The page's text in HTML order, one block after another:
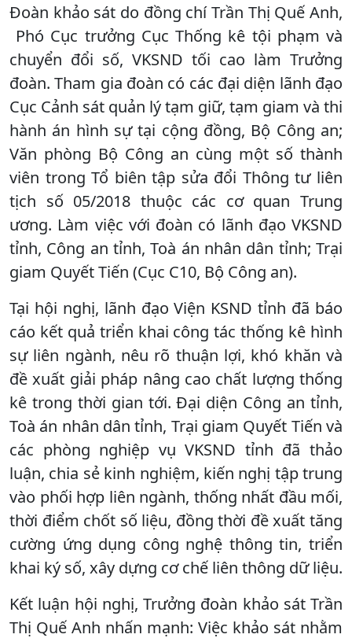
Đoàn khảo sát do đồng chí Trần Thị Quế Anh,
Phó Cục trưởng Cục Thống kê tội phạm và
chuyển đổi số, VKSND tối cao làm Trưởng
đoàn. Tham gia đoàn có các đại diện lãnh đạo
Cục Cảnh sát quản lý tạm giữ, tạm giam và thi
hành án hình sự tại cộng đồng, Bộ Công an;
Văn phòng Bộ Công an cùng một số thành
viên trong Tổ biên tập sửa đổi Thông tư liên
tịch số 05/2018 thuộc các cơ quan Trung
ương. Làm việc với đoàn có lãnh đạo VKSND
tỉnh, Công an tỉnh, Toà án nhân dân tỉnh; Trại
giam Quyết Tiến (Cục C10, Bộ Công an).
Tại hội nghị, lãnh đạo Viện KSND tỉnh đã báo
cáo kết quả triển khai công tác thống kê hình
sự liên ngành, nêu rõ thuận lợi, khó khăn và
đề xuất giải pháp nâng cao chất lượng thống
kê trong thời gian tới. Đại diện Công an tỉnh,
Toà án nhân dân tỉnh, Trại giam Quyết Tiến và
các phòng nghiệp vụ VKSND tỉnh đã thảo
luận, chia sẻ kinh nghiệm, kiến nghị tập trung
vào phối hợp liên ngành, thống nhất đầu mối,
thời điểm chốt số liệu, đồng thời đề xuất tăng
cường ứng dụng công nghệ thông tin, triển
khai ký số, xây dựng cơ chế liên thông dữ liệu.
Kết luận hội nghị, Trưởng đoàn khảo sát Trần
Thị Quế Anh nhấn mạnh: Việc khảo sát nhằm